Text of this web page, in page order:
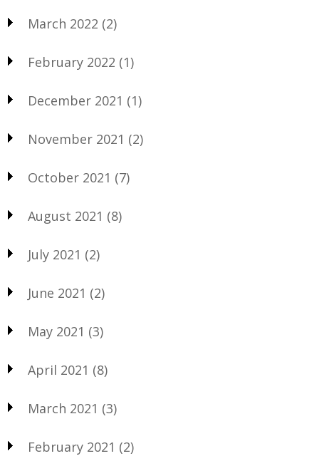
March 2022 (2)
February 2022 (1)
December 2021 (1)
November 2021 (2)
October 2021 (7)
August 2021 (8)
July 2021 (2)
June 2021 (2)
May 2021 (3)
April 2021 (8)
March 2021 (3)
February 2021 (2)